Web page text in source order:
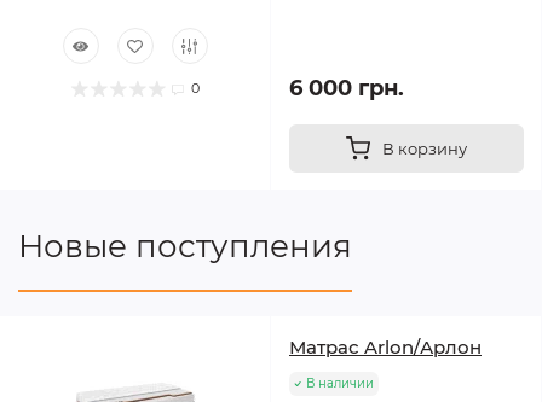
0 6 000 грн.
В корзину
Новые поступления
Матрас Arlon/Арлон
В наличии